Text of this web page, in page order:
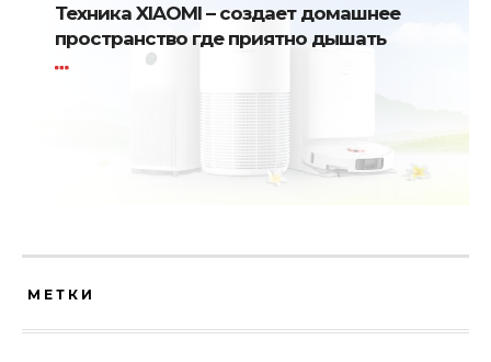
Техника XIAOMI – создает домашнее
пространство где приятно дышать
МЕТКИ